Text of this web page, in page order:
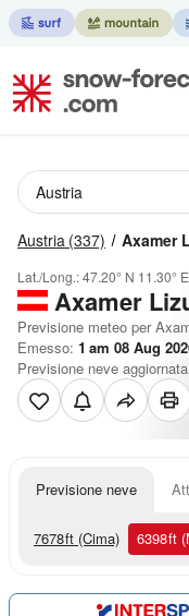
Austria (337) Axamer
Lat./Long.:47.20° N 11.30° E
Axamer
Previsione meteo per
Emesso: 1 am 08 Aug
Previsione neve
Previsione neve
7678ft (Cima) 6398ft